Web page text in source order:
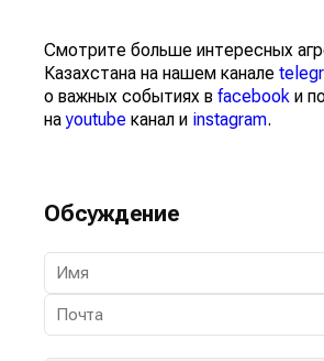
Смотрите больше интересных
Казахстана на нашем канале
о важных событиях в facebook и
наyoutube канал и instagram.
Обсуждение